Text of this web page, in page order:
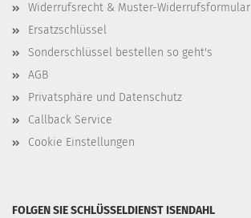
Widerrufsrecht & Muster-Widerrufsformular
Ersatzschlüssel
Sonderschlüssel bestellen so geht's
AGB
Privatsphäre und Datenschutz
Callback Service
Cookie Einstellungen
FOLGEN SIE SCHLÜSSELDIENST ISENDAHL